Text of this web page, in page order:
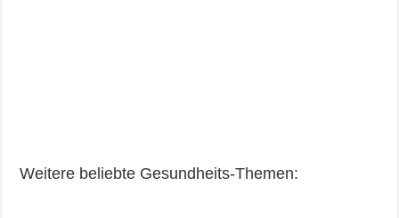
Weitere beliebte Gesundheits-Themen: